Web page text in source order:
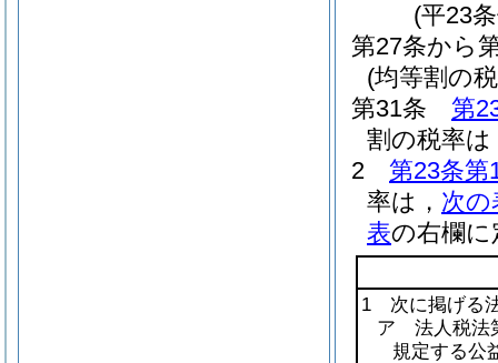
(平23
第27条から
(均等割の
第31条
第
割の税率
2
第23条第
率は， 次の
表の右欄
1 次に掲げる
ア 法人税法
規定する公